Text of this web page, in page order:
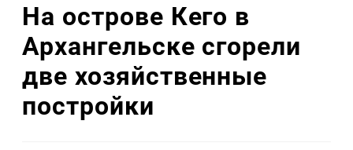
На острове Кего в
Архангельске сгорели
две хозяйственные
постройки